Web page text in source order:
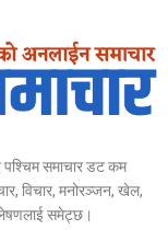
पश्चिम समाचार डट कम
विचार, मनोरञ्जन, खेल,
समेट्छ।